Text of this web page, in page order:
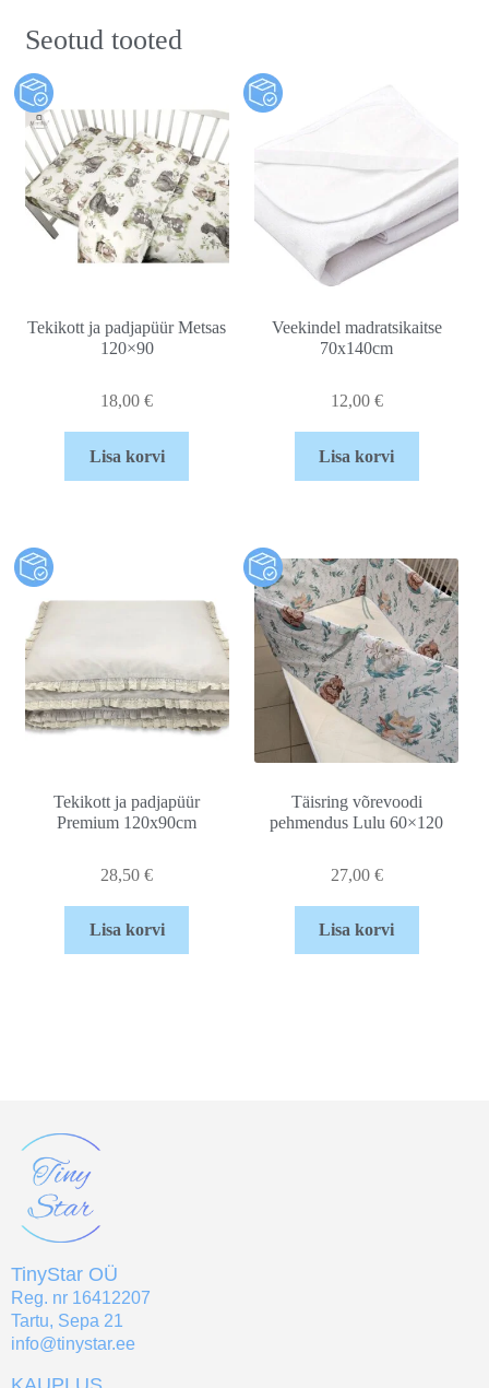
Seotud tooted
Tekikott ja padjapüür Metsas
120×90
18,00€
Lisa korvi
Veekindel madratsikaitse
70x140cm
12,00 €
Lisa korvi
Tekikott ja padjapüür
Premium 120x90cm
28,50€
Lisa korvi
Täisring võrevoodi
pehmendus Lulu 60×120
27,00 €
Lisa korvi
TinyStar OÜ
Reg. nr 16412207
Tartu, Sepa 21
info@tinystar.ee